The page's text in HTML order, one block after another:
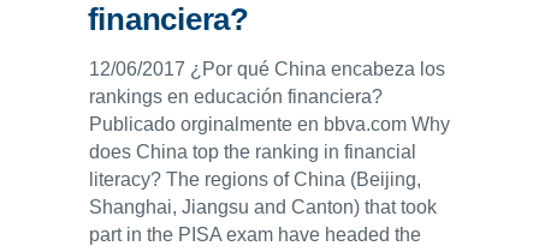
financiera?
12/06/2017 ¿Por qué China encabeza los
rankings en educación financiera?
Publicado orginalmente en bbva.com Why
does China top the ranking in financial
literacy? The regions of China (Beijing,
Shanghai, Jiangsu and Canton) that took
part in the PISA exam have headed the